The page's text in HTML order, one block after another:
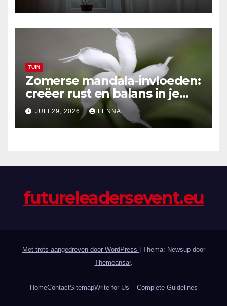
TUIN
Zomerse mandala-invloeden:
creëer rust en balans in je
tuinontwerp
JULI 29, 2026 FENNA
futureleadersevent.eu
Met trots aangedreven door WordPress
Thema: Newsup door
Themeansar.
HomeContactSitemapWrite for Us – Complete Guidelines